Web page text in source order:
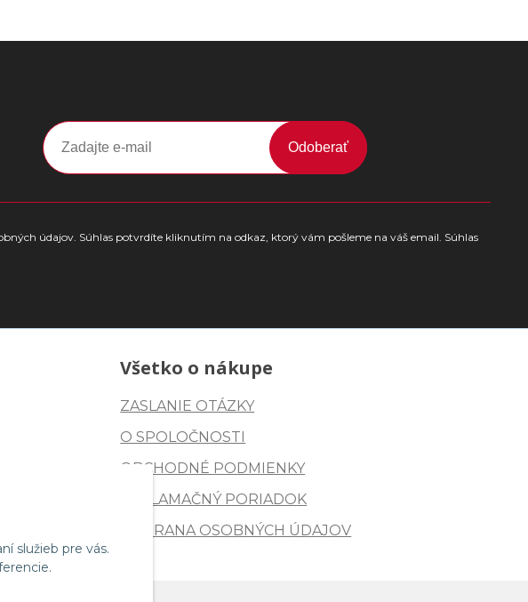
služieb pre vás.
Odoberať
údajov. Súhlas potvrdíte kliknutím na odkaz, ktorý vám pošleme na váš email. Súhlas
Všetko o nákupe
ZASLANIE OTÁZKY
O SPOLOČNOSTI
OBCHODNÉ PODMIENKY
REKLAMAČNÝ PORIADOK
OCHRANA OSOBNÝCH ÚDAJOV